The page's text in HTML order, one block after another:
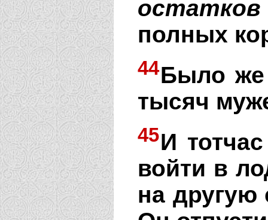
остатков
полных
44Было же
тысяч
45И
войти в
на другую